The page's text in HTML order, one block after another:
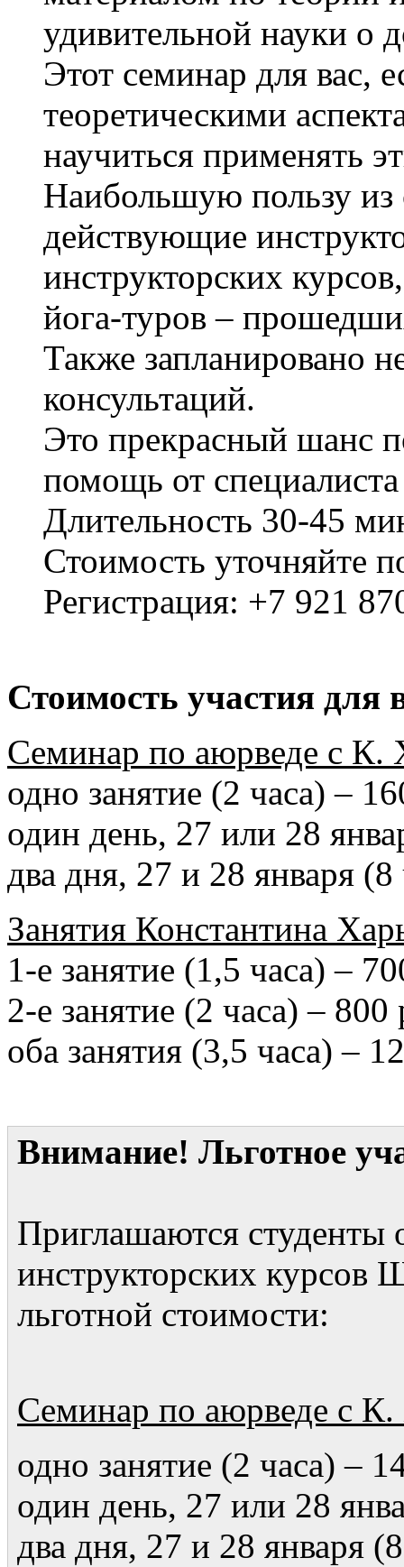
удивительной науки о
Этот семинар для вас,
теоретическими
научиться применять
Наибольшую пользу из
действующие
инструкторских
йога-туров –
Также запланировано
консультаций.
Это прекрасный шанс
помощь от
Длительность 30-45
Стоимость уточняйте
Регистрация: +7 921
Стоимость участия для
Семинар по аюрведе с К.
одно занятие (2 часа) –
один день, 27 или 28
два дня, 27 и 28 января
Занятия Константина
1-е занятие (1,5 часа) –
2-е занятие (2 часа) – 800
оба занятия (3,5 часа) –
Внимание! Льготное
Приглашаются студенты
инструкторских
льготной стоимости:
Семинар по аюрведе с
одно занятие (2 часа) –
один день, 27 или 28
два дня, 27 и 28 января